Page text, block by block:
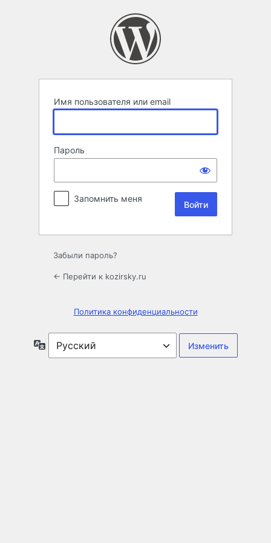
Имя пользователя или email
Пароль
Запомнить меня
Забыли пароль?
← Перейти к kozirsky.ru
Политика конфиденциальности
Язык